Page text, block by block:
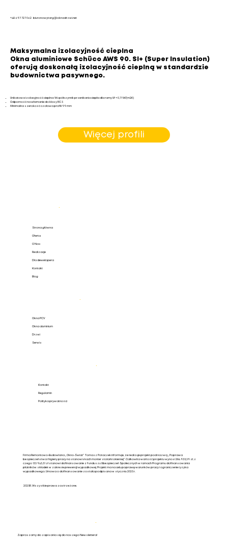
+48 697 727 062 biuronowytarg@oknadrzwi.net
Maksymalna izolacyjność cieplna
Okna aluminiowe Schüco AWS 90. SI+ (Super Insulation)
oferują doskonałą izolacyjność cieplną w standardzie
budownictwa pasywnego.
Unikatowa izolacyjność cieplna: Współczynnik przenikania ciepła dla ramy Uf = 0,71 W/(m2K)
Odporność na włamanie do klasy RC 3
Minimalna szerokość czołowa profili 99 mm
Więcej profili
Strona główna
Oferta
O Nas
Realizacje
Dla dewelopera
Kontakt
Blog
Okna PCV
Okna aluminium
Drzwi
Serwis
Pomoc.
Kontakt
Regulamin
Polityka prywatności
Firma Remontowo-Budowlana „Okno-Świat” Tomasz Potaczek informuje, że realizuje projekt pod nazwą „Poprawa
bezpieczeństwa i higieny pracy na stanowiskach monter stolarki okiennej”. Całkowita wartość projektu wynosi 284 935,39 zł, z
czego 133 943,51 zł stanowi dofinansowanie z Funduszu Ubezpieczeń Społecznych w ramach Programu dofinansowania
płatników składek w zakresie prewencji wypadkowej. Projekt ma na celu poprawę warunków pracy i ograniczenie ryzyka
wypadkowego. Umowa o dofinansowanie została podpisana w styczniu 2025 r.
2025R. Wszystkie prawa zastrzeżone.
.
Zapraszamy do zapisania się do naszego Newslettera!